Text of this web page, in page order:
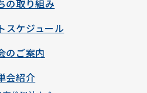
の取り組み
スケジュール
のご案内
会紹介